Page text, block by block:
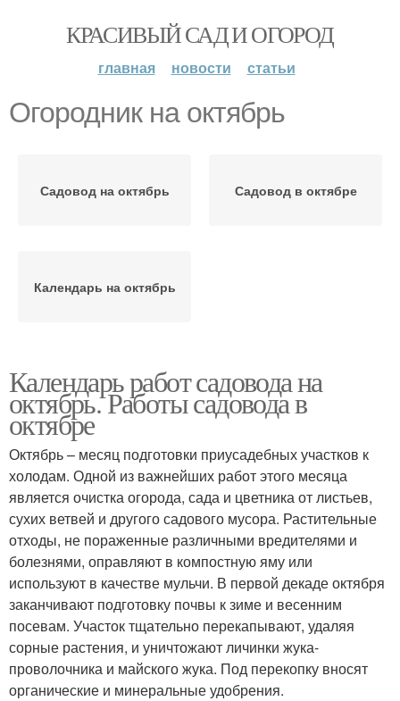
КРАСИВЫЙ САД И ОГОРОД
главная новости статьи
Огородник на октябрь
Садовод на октябрь Садовод в октябре
Календарь на октябрь
Календарь работ садовода на
октябрь. Работы садовода в
октябре
Октябрь – месяц подготовки приусадебных участков к
холодам. Одной из важнейших работ этого месяца
является очистка огорода, сада и цветника от листьев,
сухих ветвей и другого садового мусора. Растительные
отходы, не пораженные различными вредителями и
болезнями, оправляют в компостную яму или
используют в качестве мульчи. В первой декаде октября
заканчивают подготовку почвы к зиме и весенним
посевам. Участок тщательно перекапывают, удаляя
сорные растения, и уничтожают личинки жука-
проволочника и майского жука. Под перекопку вносят
органические и минеральные удобрения.